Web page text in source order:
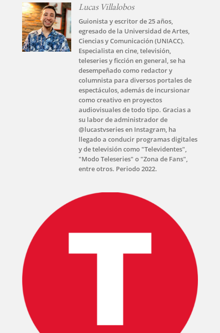
Lucas Villalobos
Guionista y escritor de 25 años,
egresado de la Universidad de Artes,
Ciencias y Comunicación (UNIACC).
Especialista en cine, televisión,
teleseries y ficción en general, se ha
desempeñado como redactor y
columnista para diversos portales de
espectáculos, además de incursionar
como creativo en proyectos
audiovisuales de todo tipo. Gracias a
su labor de administrador de
@lucastvseries en Instagram, ha
llegado a conducir programas digitales
y de televisión como "Televidentes",
"Modo Teleseries" o "Zona de Fans",
entre otros. Periodo 2022.